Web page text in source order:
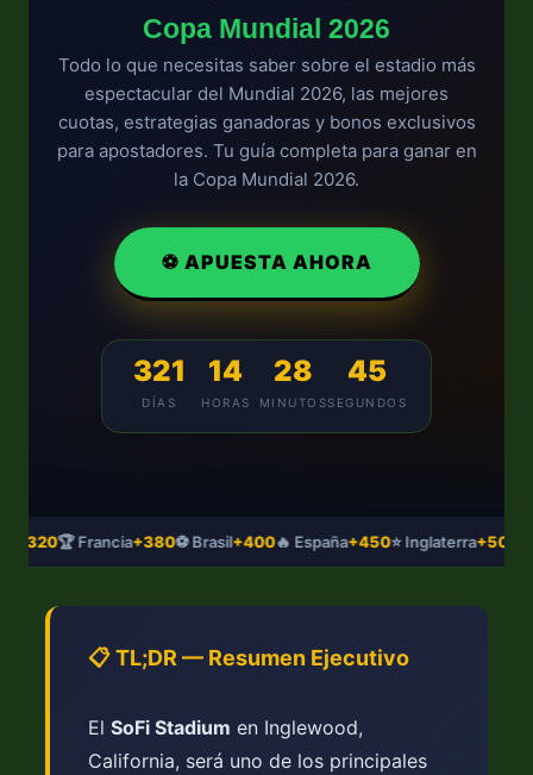
Copa Mundial 2026
Todo lo que necesitas saber sobre el estadio más
espectacular del Mundial 2026, las mejores
cuotas, estrategias ganadoras y bonos exclusivos
para apostadores. Tu guía completa para ganar en
la Copa Mundial 2026.
⚽ APUESTA AHORA
321
DÍAS
14
HORAS
28
MINUTOS
45
SEGUNDOS
+320🏆 Francia+380⚽ Brasil+400🔥 España+450⭐ Inglaterra+500
📋 TL;DR — Resumen Ejecutivo
El SoFi Stadium en Inglewood,
California, será uno de los principales